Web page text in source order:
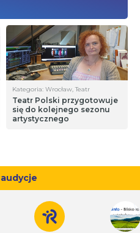
Kategoria: Wrocław, Teatr
Teatr Polski przygotowuje
się do kolejnego sezonu
artystycznego